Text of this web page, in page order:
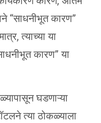
“साधनीभूत कारण”
त्याच्या या
कारण” या
घडणाऱ्या
त्या ठोकळ्याला